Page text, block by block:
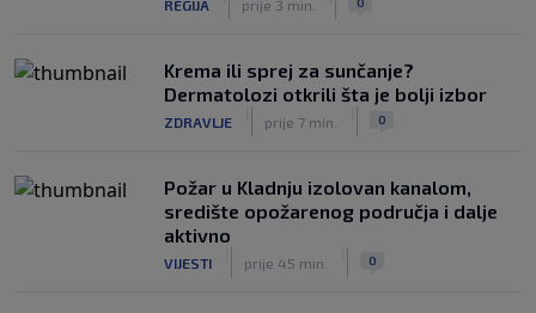
REGIJA prije 3 min.
Krema ili sprej za sunčanje?
Dermatolozi otkrili šta je bolji izbor
ZDRAVLJE prije 7 min. 0
Požar u Kladnju izolovan kanalom,
središte opožarenog područja i dalje
aktivno
VIJESTI prije 45 min. 0